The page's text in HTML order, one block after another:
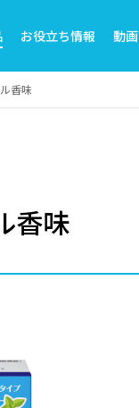
お役立ち情報 動画
香味
香味